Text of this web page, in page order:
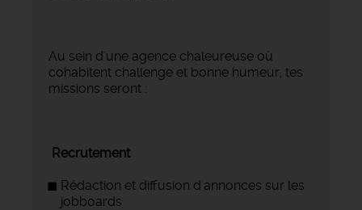
Au sein d'une agence chaleureuse où
cohabitent challenge et bonne humeur, tes
missions seront :
Recrutement
Rédaction et diffusion d'annonces sur les
jobboards